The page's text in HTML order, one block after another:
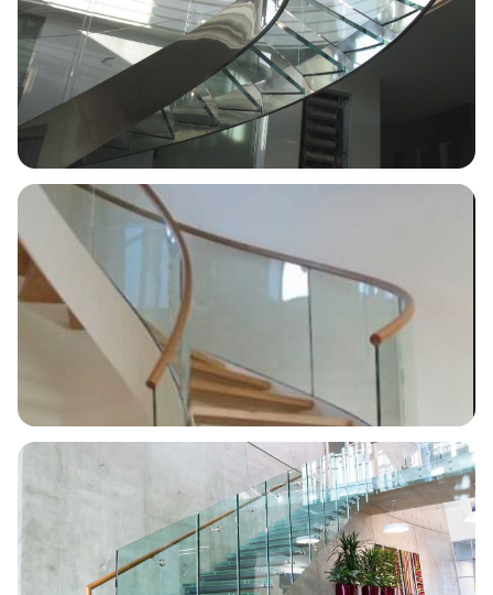
Escalera helicoidal · Algarve
Vidrio y acero inoxidable
Escalera circular
Local comercial